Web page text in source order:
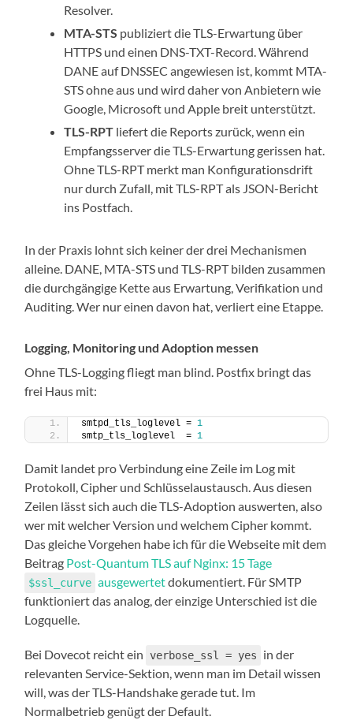
Resolver.
MTA-STS publiziert die TLS-Erwartung über
HTTPS und einen DNS-TXT-Record. Während
DANE auf DNSSEC angewiesen ist, kommt MTA-
STS ohne aus und wird daher von Anbietern wie
Google, Microsoft und Apple breit unterstützt.
TLS-RPT liefert die Reports zurück, wenn ein
Empfangsserver die TLS-Erwartung gerissen hat.
Ohne TLS-RPT merkt man Konfigurationsdrift
nur durch Zufall, mit TLS-RPT als JSON-Bericht
ins Postfach.
In der Praxis lohnt sich keiner der drei Mechanismen
alleine. DANE, MTA-STS und TLS-RPT bilden zusammen
die durchgängige Kette aus Erwartung, Verifikation und
Auditing. Wer nur einen davon hat, verliert eine Etappe.
Logging, Monitoring und Adoption messen
Ohne TLS-Logging fliegt man blind. Postfix bringt das
frei Haus mit:
smtpd_tls_loglevel = 1
smtp_tls_loglevel  = 1
Damit landet pro Verbindung eine Zeile im Log mit
Protokoll, Cipher und Schlüsselaustausch. Aus diesen
Zeilen lässt sich auch die TLS-Adoption auswerten, also
wer mit welcher Version und welchem Cipher kommt.
Das gleiche Vorgehen habe ich für die Webseite mit dem
Beitrag Post-Quantum TLS auf Nginx: 15 Tage
$ssl_curve ausgewertetdokumentiert. Für SMTP
funktioniert das analog, der einzige Unterschied ist die
Logquelle.
Bei Dovecot reicht ein verbose_ssl = yes
in der
relevanten Service-Sektion, wenn man im Detail wissen
will, was der TLS-Handshake gerade tut. Im
Normalbetrieb genügt der Default.